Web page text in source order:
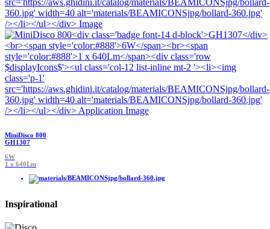
MiniDisco 800
GH1307
6W
1 x 640Lm
Inspirational